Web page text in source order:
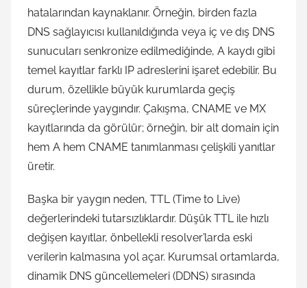
hatalarından kaynaklanır. Örneğin, birden fazla
DNS sağlayıcısı kullanıldığında veya iç ve dış DNS
sunucuları senkronize edilmediğinde, A kaydı gibi
temel kayıtlar farklı IP adreslerini işaret edebilir. Bu
durum, özellikle büyük kurumlarda geçiş
süreçlerinde yaygındır. Çakışma, CNAME ve MX
kayıtlarında da görülür; örneğin, bir alt domain için
hem A hem CNAME tanımlanması çelişkili yanıtlar
üretir.
Başka bir yaygın neden, TTL (Time to Live)
değerlerindeki tutarsızlıklardır. Düşük TTL ile hızlı
değişen kayıtlar, önbellekli resolver’larda eski
verilerin kalmasına yol açar. Kurumsal ortamlarda,
dinamik DNS güncellemeleri (DDNS) sırasında